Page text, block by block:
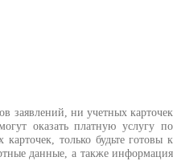
заявлений, ни учетных карточек
оказать платную услугу по
только будьте готовы к
данные, а также информация